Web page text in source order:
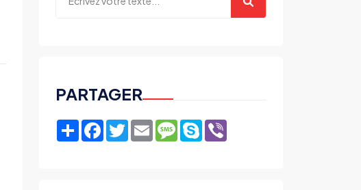
PARTAGER
ShareFacebook
TwitterEmailMessage
Skype